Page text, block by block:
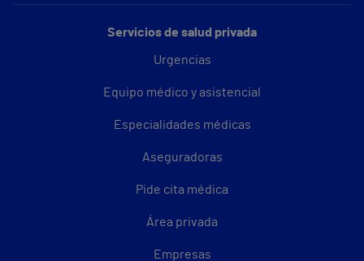
Servicios de salud privada
Urgencias
Equipo médico y asistencial
Especialidades médicas
Aseguradoras
Pide cita médica
Área privada
Empresas